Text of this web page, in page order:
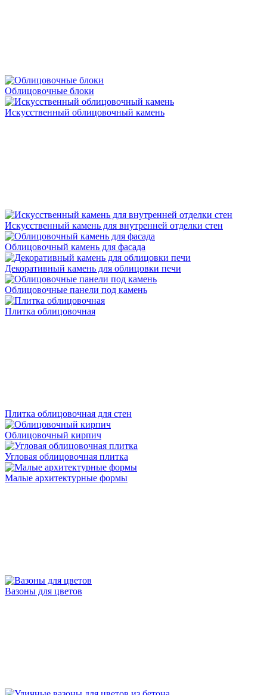
Облицовочные блоки
Искусственный облицовочный камень
Искусственный камень для внутренней отделки стен
Облицовочный камень для фасада
Декоративный камень для облицовки печи
Облицовочные панели под камень
Плитка облицовочная
Плитка облицовочная для стен
Облицовочный кирпич
Угловая облицовочная плитка
Малые архитектурные формы
Вазоны для цветов